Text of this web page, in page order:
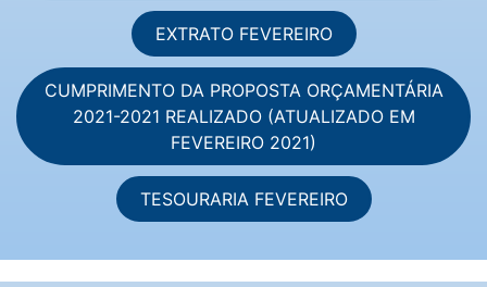
EXTRATO FEVEREIRO
CUMPRIMENTO DA PROPOSTA ORÇAMENTÁRIA
2021-2021 REALIZADO (ATUALIZADO EM
FEVEREIRO 2021)
TESOURARIA FEVEREIRO